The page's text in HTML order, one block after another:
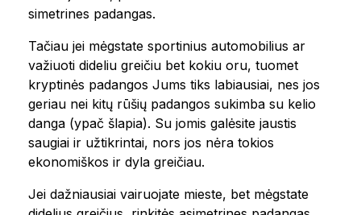
simetrines padangas.
Tačiau jei mėgstate sportinius automobilius ar
važiuoti dideliu greičiu bet kokiu oru, tuomet
kryptinės padangos Jums tiks labiausiai, nes jos
geriau nei kitų rūšių padangos sukimba su kelio
danga (ypač šlapia). Su jomis galėsite jaustis
saugiai ir užtikrintai, nors jos nėra tokios
ekonomiškos ir dyla greičiau.
Jei dažniausiai vairuojate mieste, bet mėgstate